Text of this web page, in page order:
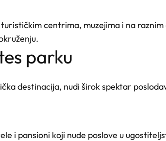
turističkim centrima, muzejima i na
parku
destinacija, nudi širok spektar
i pansioni koji nude poslove u